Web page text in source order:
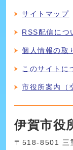
サイトマップ
RSS配信につ
個人情報の取
このサイトに
市役所案内（
伊賀市役
〒518-8501 三